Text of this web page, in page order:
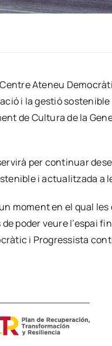
Ateneu
i la gestió
de Cultura de la
per continuar
i actualitzada a
moment en el qual
poder veure l’espai
i Progressista